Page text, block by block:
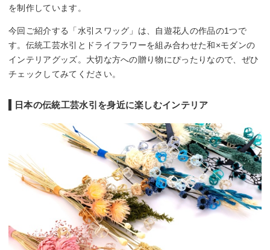
を制作しています。
今回ご紹介する「水引スワッグ」は、自遊花人の作品の1つで
す。伝統工芸水引とドライフラワーを組み合わせた和×モダンの
インテリアグッズ。大切な方への贈り物にぴったりなので、ぜひ
チェックしてみてください。
日本の伝統工芸水引を身近に楽しむインテリア